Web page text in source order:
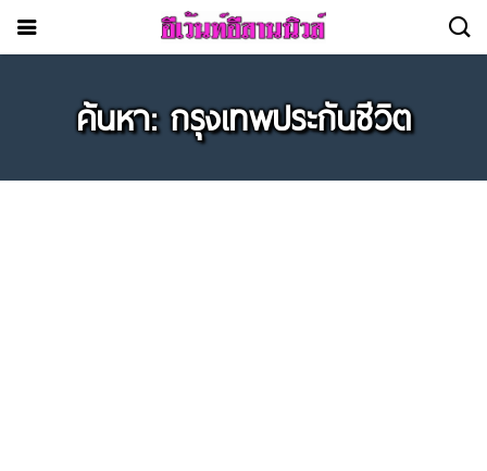
ค้นหา: กรุงเทพประกันชีวิต